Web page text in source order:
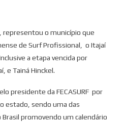
representou o município que
de Surf Profissional, o Itajaí
a etapa vencida por
e Tainá Hinckel.
presidente da FECASURF por
estado, sendo uma das
promovendo um calendário